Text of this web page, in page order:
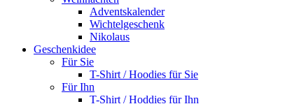
Adventskalender
Wichtelgeschenk
Nikolaus
Geschenkidee
Für Sie
T-Shirt / Hoodies für Sie
Für Ihn
T-Shirt / Hoddies für Ihn